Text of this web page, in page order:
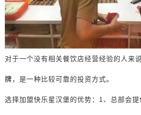
对于一个没有相关餐饮店经营经验的人来
牌，是一种比较可靠的投资方式。
选择加盟快乐星汉堡的优势：1、总部会